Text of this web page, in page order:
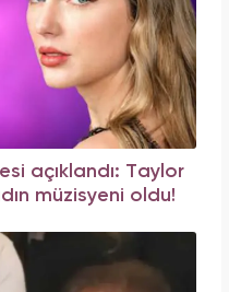
açıklandı: Taylor
müzisyeni oldu!